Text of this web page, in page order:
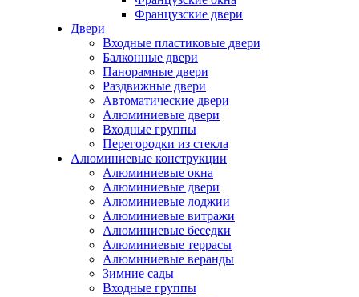
Французские двери
Двери
Входные пластиковые двери
Балконные двери
Панорамные двери
Раздвижные двери
Автоматические двери
Алюминиевые двери
Входные группы
Перегородки из стекла
Алюминиевые конструкции
Алюминиевые окна
Алюминиевые двери
Алюминиевые лоджии
Алюминиевые витражи
Алюминиевые беседки
Алюминиевые террасы
Алюминиевые веранды
Зимние сады
Входные группы